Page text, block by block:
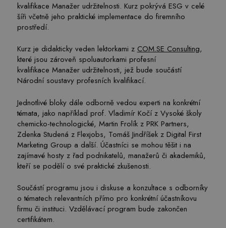
kvalifikace Manažer udržitelnosti. Kurz pokrývá ESG v celé
šíři včetně jeho praktické implementace do firemního
prostředí.
Kurz je didakticky veden lektorkami zCOM.SE Consulting,
které jsou zároveň spoluautorkami profesní
kvalifikace Manažer udržitelnosti, jež bude součástí
Národní soustavy profesních kvalifikací.
Jednotlivé bloky dále odborně vedou experti na konkrétní
témata, jako například prof. Vladimír Kočí z Vysoké školy
chemicko-technologické, Martin Frolík z PRK Partners,
Zdenka Studená z Flexjobs, Tomáš Jindříšek z Digital First
Marketing Group a další. Účastníci se mohou těšit i na
zajímavé hosty z řad podnikatelů, manažerů či akademiků,
kteří se podělí o své praktické zkušenosti.
Součástí programu jsou i diskuse a konzultace s odborníky
o tématech relevantních přímo pro konkrétní účastníkovu
firmu či instituci. Vzdělávací program bude zakončen
certifikátem.